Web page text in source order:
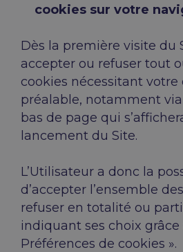
cookies sur votre
Dès la première visite du
accepter ou refuser tout
cookies nécessitant
préalable, notamment
bas de page qui
lancement du Site.
L’Utilisateur a donc la
d’accepter l’ensemble
refuser en totalité ou
indiquant ses choix grâce
Préférences de cookies ».